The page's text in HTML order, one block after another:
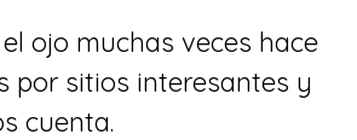
ojo muchas veces hace
por sitios interesantes y
cuenta.